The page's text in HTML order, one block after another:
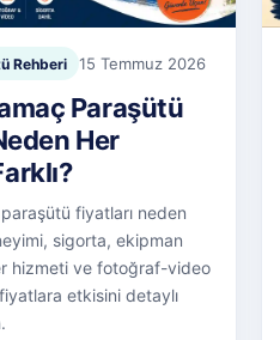
Rehberi 15 Temmuz 2026
Paraşütü
Her
fiyatları neden
sigorta, ekipman
hizmeti ve fotoğraf-video
etkisini detaylı